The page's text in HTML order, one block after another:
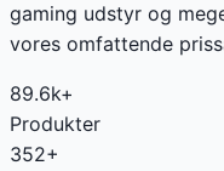
gaming udstyr og
vores omfattende
89.6k+
Produkter
352+